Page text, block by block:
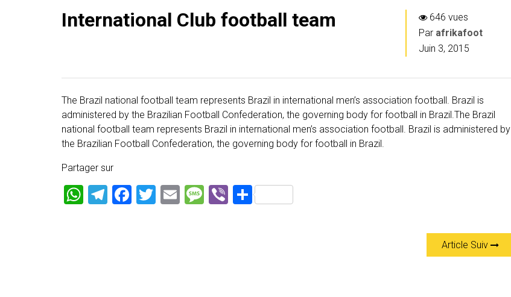
International Club football team
646 vues
Par afrikafoot
Juin 3, 2015
The Brazil national football team represents Brazil in international men’s association football. Brazil is
administered by the Brazilian Football Confederation, the governing body for football in Brazil.The Brazil
national football team represents Brazil in international men’s association football. Brazil is administered by
the Brazilian Football Confederation, the governing body for football in Brazil.
Partager sur
W T
F
T
E
M Vi P
Article Suiv